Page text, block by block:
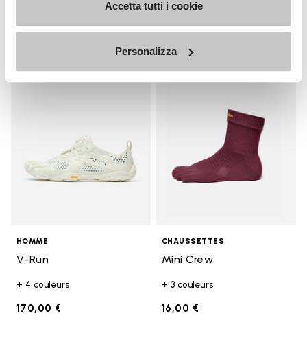
Accetta tutti i cookie
Personalizza
150,00 €
Add to wishlist V-Run
HOMME
V-Run
+ 4 couleurs
170,00 €
Add
CHAUSSETTES
Mini Crew
+ 3 couleurs
16,00 €